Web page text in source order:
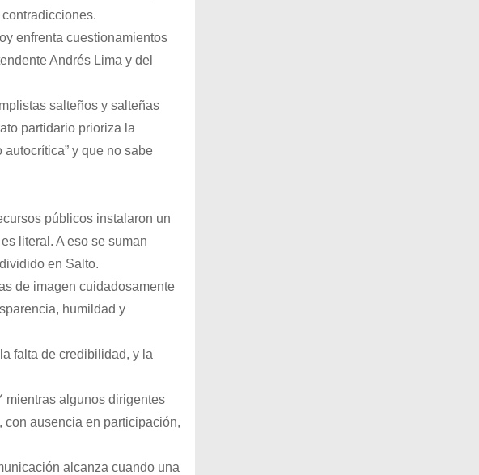
enfrenta cuestionamientos
Andrés Lima y del
salteños y salteñas
partidario prioriza la
y que no sabe
públicos instalaron un
literal. A eso se suman
en Salto.
de imagen cuidadosamente
humildad y
falta de credibilidad, y la
mientras algunos dirigentes
ausencia en participación,
alcanza cuando una